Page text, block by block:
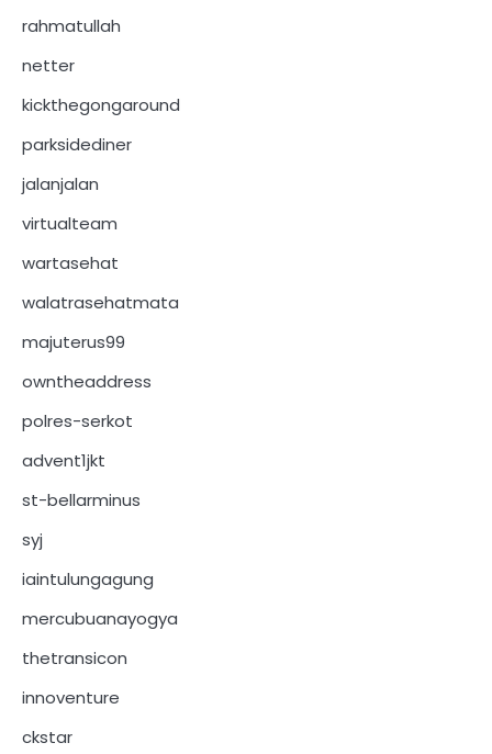
rahmatullah
netter
kickthegongaround
parksidediner
jalanjalan
virtualteam
wartasehat
walatrasehatmata
majuterus99
owntheaddress
polres-serkot
advent1jkt
st-bellarminus
syj
iaintulungagung
mercubuanayogya
thetransicon
innoventure
ckstar